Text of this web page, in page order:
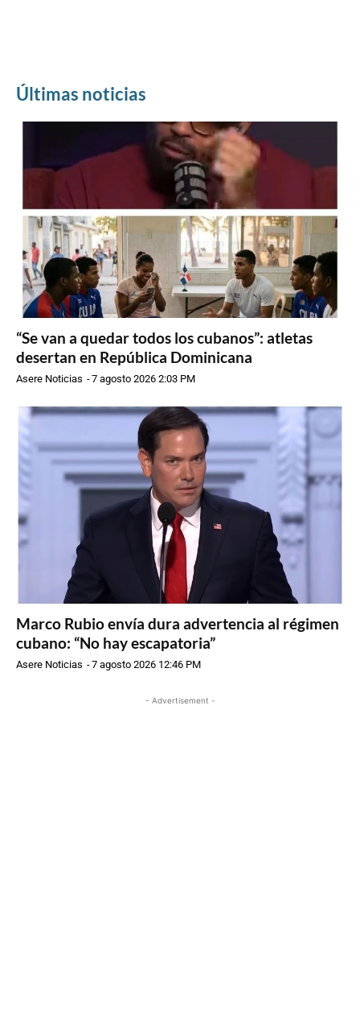
Últimas noticias
“Se van a quedar todos los cubanos”: atletas
desertan en República Dominicana
Asere Noticias -7 agosto 2026 2:03 PM
Marco Rubio envía dura advertencia al régimen
cubano: “No hay escapatoria”
Asere Noticias -7 agosto 2026 12:46 PM
- Advertisement -